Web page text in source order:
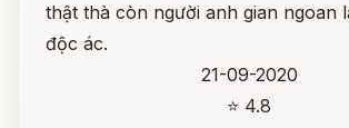
thật thà còn người anh gian ngoan
độc ác.
21-09-2020
⭐ 4.8